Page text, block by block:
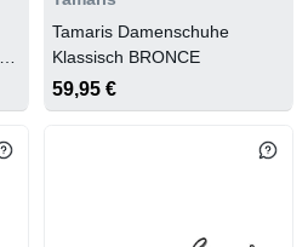
Tamaris Damenschuhe
Klassisch BRONCE
59,95 €